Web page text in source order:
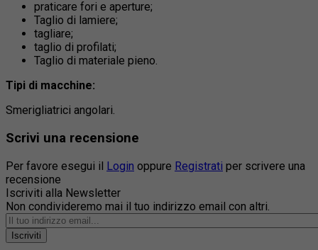
praticare fori e aperture;
Taglio di lamiere;
tagliare;
taglio di profilati;
Taglio di materiale pieno.
Tipi di macchine:
Smerigliatrici angolari.
Scrivi una recensione
Per favore esegui il Login oppure Registrati per scrivere una
recensione
Iscriviti alla Newsletter
Non condivideremo mai il tuo indirizzo email con altri.
Iscriviti